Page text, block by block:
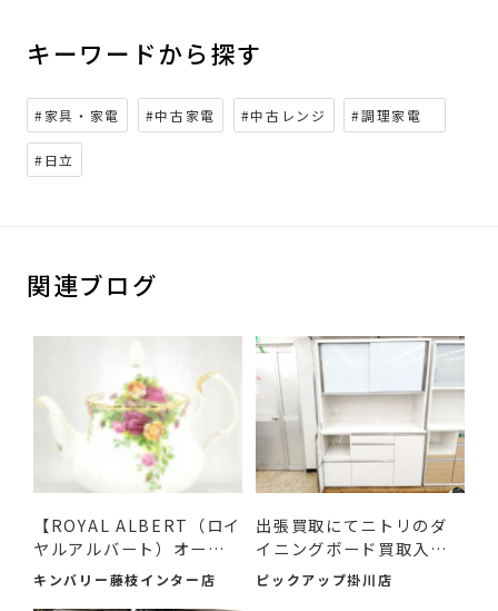
キーワードから探す
#家具・家電 #中古家電 #中古レンジ #調理家電
#日立
関連ブログ
【ROYAL ALBERT（ロイ
ヤルアルバート）オール
ドカ...
キンバリー藤枝インター店
出張買取にてニトリのダ
イニングボード買取入荷
し...
ピックアップ掛川店